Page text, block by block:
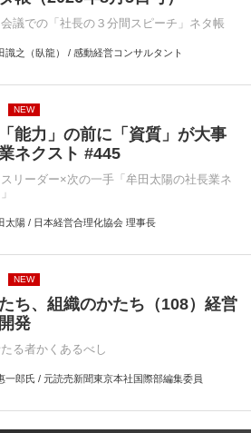
議での「社長の３分間スピーチ」ネタ帳
識之（臥龍） / 感動経営コンサルタント
NEW
能力」の前に「資質」が大事
ネクスト #445
リーダー×次の一手「牟田太陽の社長業ネ
太陽 / 日本経営合理化協会 理事長
NEW
ち、組織のかたち（108）経営
発
る者かくあるべし
一郎氏 / 元読売新聞東京本社国際部編集委員